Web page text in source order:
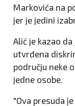
Markovića na
jer je jedini
Alić je kazao
utvrđena
području neke
jedne osobe.
"Ova presuda